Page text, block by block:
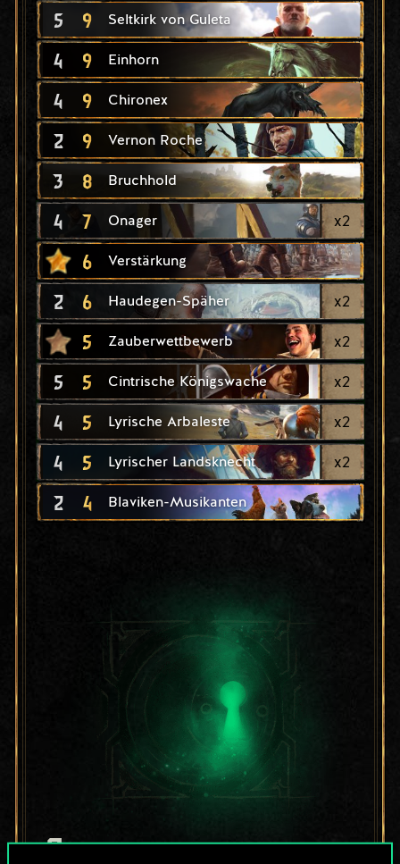
5 9 Seltkirk von Guleta
4 9 Einhorn
4 9 Chironex
2 9 Vernon Roche
3 8 Bruchhold
4 7 Onager x2
6 Verstärkung
2 6 Haudegen-Späher x2
5 Zauberwettbewerb x2
5 5 Cintrische Königswache x2
4 5 Lyrische Arbaleste x2
4 5 Lyrischer Landsknecht x2
2 4 Blaviken-Musikanten
Bis jetzt ist dies nur